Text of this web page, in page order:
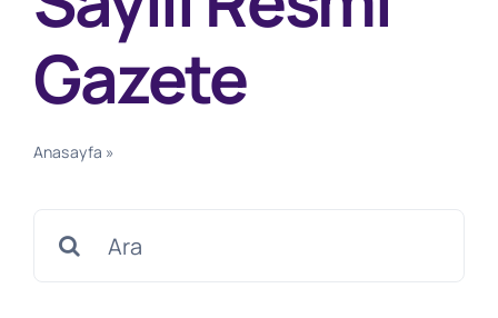
Gazete
Anasayfa »